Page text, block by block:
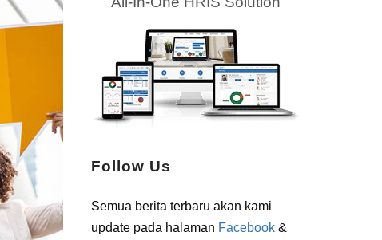
Follow Us
Semua berita terbaru akan kami
update pada halaman Facebook&